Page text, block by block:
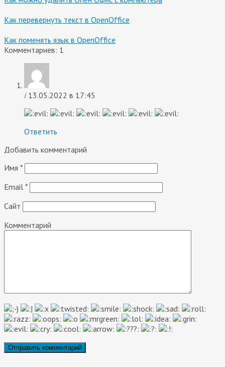
Как перевернуть текст в OpenOffice
Как поменять язык в OpenOffice
Комментариев: 1
i 13.05.2022 в 17:45
Ответить
Добавить комментарий
Имя *
Email *
Сайт
Комментарий